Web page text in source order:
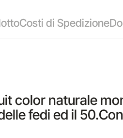
Costi di Spedizione
color naturale
fedi ed il